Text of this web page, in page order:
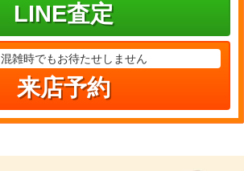
LINE査定
混雑時でもお待たせしません
来店予約